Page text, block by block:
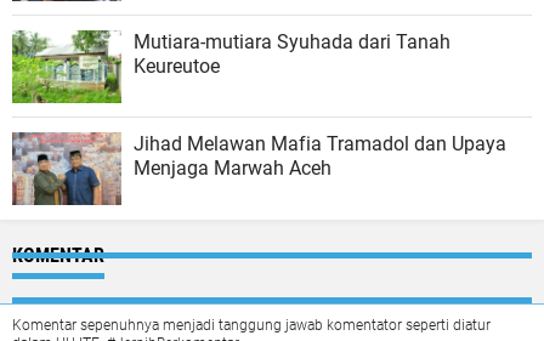
Mutiara-mutiara Syuhada dari Tanah
Keureutoe
Jihad Melawan Mafia Tramadol dan Upaya
Menjaga Marwah Aceh
KOMENTAR
Komentar sepenuhnya menjadi tanggung jawab komentator seperti diatur